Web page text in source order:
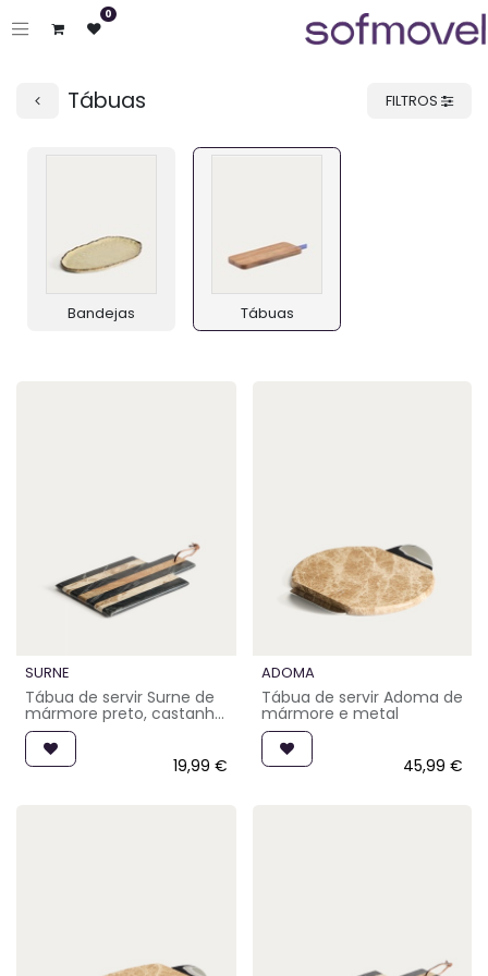
0
Tábuas FILTROS
Bandejas Tábuas
SURNE
Tábua de servir Surne de
mármore preto, castanho
e bege 30 x 18 cm
19,99 €
ADOMA
Tábua de servir Adoma de
mármore e metal
45,99 €